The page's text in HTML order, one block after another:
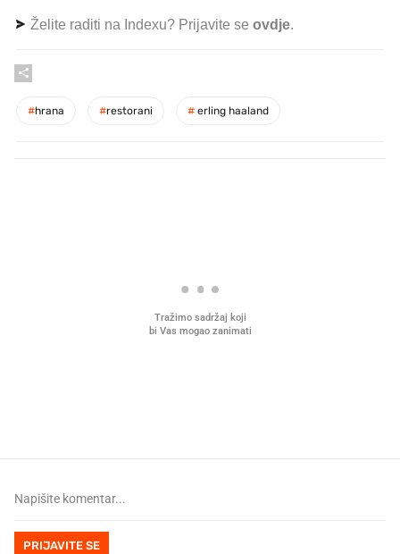
Želite raditi na Indexu? Prijavite se ovdje.
#hrana #restorani # erling haaland
PRIJAVITE SE